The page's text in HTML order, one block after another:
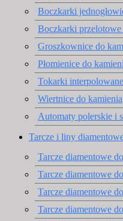
Boczkarki
Boczkarki przelotowe
Groszkownice do
Płomienice do
Tokarki
Wiertnice do kamienia
Automaty polerskie i
Tarcze i liny
Tarcze diamentowe
Tarcze diamentowe
Tarcze diamentowe
Tarcze diamentowe